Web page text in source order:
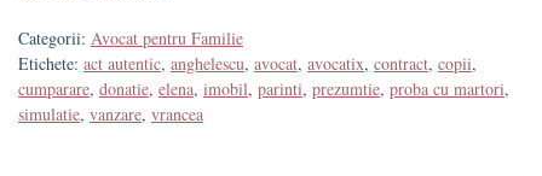
Categorii: Avocat pentru Familie
Etichete: act autentic, anghelescu, avocat, avocatix, contract, copii,
cumparare, donatie, elena, imobil, parinti, prezumtie, proba cu martori,
simulatie, vanzare, vrancea